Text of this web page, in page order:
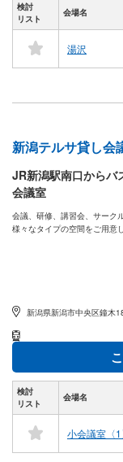
検討
リスト
会場名
湯沢
新潟テルサ貸し会
JR新潟駅南口からバ
会議室
会議、研修、講習会、サーク
様々なタイプの空間をご用意
新潟県新潟市中央区鐘木
検討
リスト
会場名
小会議室〈1